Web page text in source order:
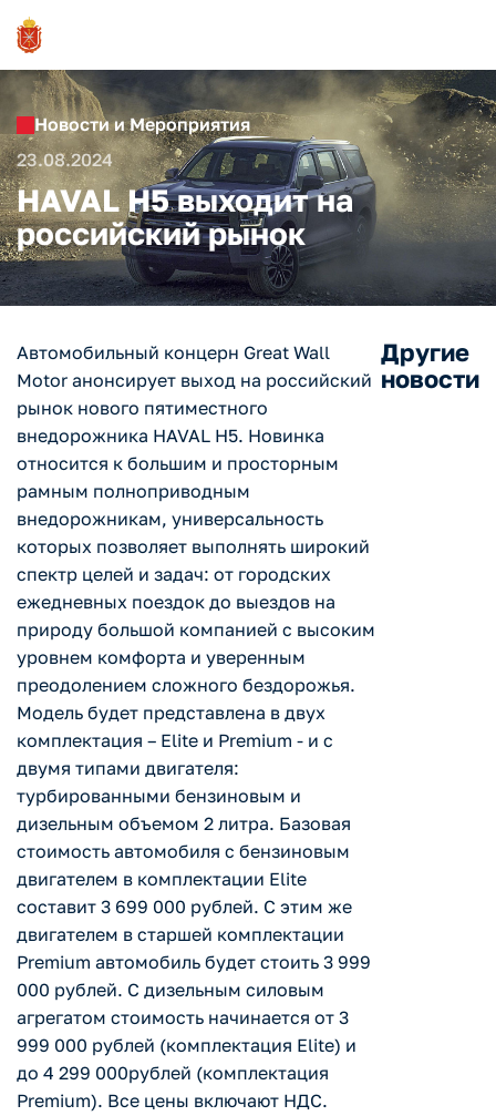
Новости и Мероприятия
23.08.2024
HAVAL H5 выходит на
российский рынок
Автомобильный концерн Great Wall
Motor анонсирует выход на российский
рынок нового пятиместного
внедорожника HAVAL H5. Новинка
относится к большим и просторным
рамным полноприводным
внедорожникам, универсальность
которых позволяет выполнять широкий
спектр целей и задач: от городских
ежедневных поездок до выездов на
природу большой компанией с высоким
уровнем комфорта и уверенным
преодолением сложного бездорожья.
Модель будет представлена в двух
комплектация – Elite и Premium - и с
двумя типами двигателя:
турбированными бензиновым и
дизельным объемом 2 литра. Базовая
стоимость автомобиля с бензиновым
двигателем в комплектации Elite
составит 3 699 000 рублей. С этим же
двигателем в старшей комплектации
Premium автомобиль будет стоить 3 999
000 рублей. С дизельным силовым
агрегатом стоимость начинается от 3
999 000 рублей (комплектация Elite) и
до 4 299 000рублей (комплектация
Premium). Все цены включают НДС.
Другие
новости